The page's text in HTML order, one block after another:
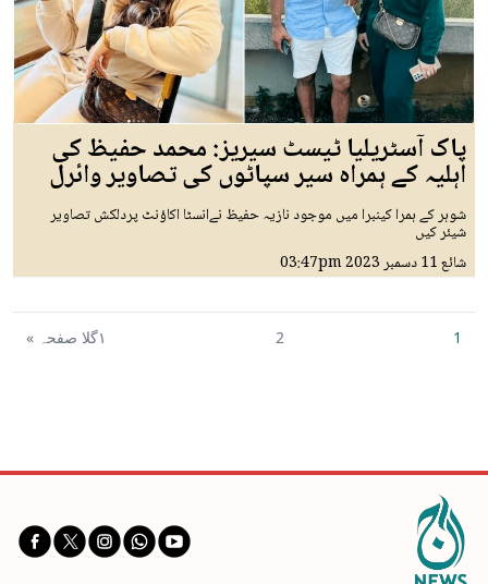
پاک آسٹریلیا ٹیسٹ سیریز: محمد حفیظ کی
اہلیہ کے ہمراہ سیر سپاٹوں کی تصاویر وائرل
شوہر کے ہمرا کینبرا میں موجود نازیہ حفیظ نےانسٹا اکاؤنٹ پردلکش تصاویر
شیئر کیں
شائع11 دسمبر 2023 03:47pm
1
2 ١گلا صفحہ »